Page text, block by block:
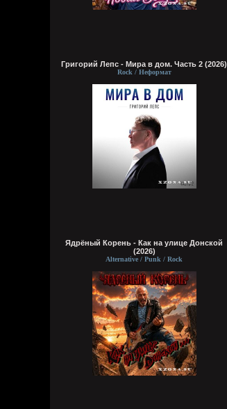
Григорий Лепс - Мира в дом. Часть 2 (2026)
Rock / Неформат
Ядрёный Корень - Как на улице Донской
(2026)
Alternative / Punk / Rock